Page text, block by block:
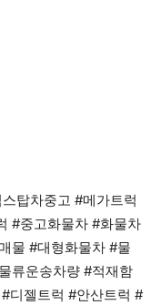
탑차중고 #메가트럭
#중고화물차 #화물차
물 #대형화물차 #물
류운송차량 #적재함
디젤트럭 #안산트럭 #